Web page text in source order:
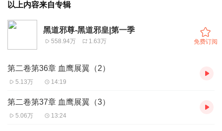
以上内容来自专辑
黑道邪尊-黑道邪皇|第一季
558.94万 1.63万 免费订阅
第二卷第36章 血鹰展翼（2）
5.13万 14:19
第二卷第37章 血鹰展翼（3）
5.06万 13:24